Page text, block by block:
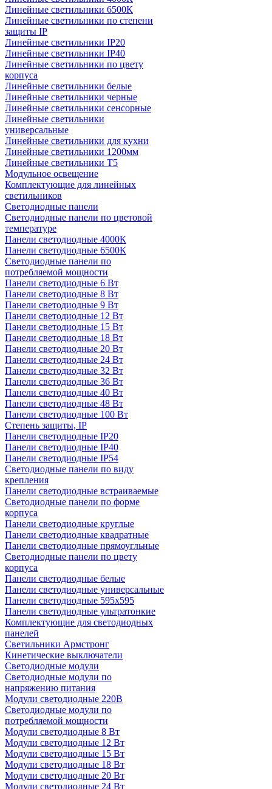
Линейные светильники 6500К
Линейные светильники по степени
защиты IP
Линейные светильники IP20
Линейные светильники IP40
Линейные светильники по цвету
корпуса
Линейные светильники белые
Линейные светильники черные
Линейные светильники сенсорные
Линейные светильники
универсальные
Линейные светильники для кухни
Линейные светильники 1200мм
Линейные светильники Т5
Модульное освещение
Комплектующие для линейных
светильников
Светодиодные панели
Светодиодные панели по цветовой
температуре
Панели светодиодные 4000К
Панели светодиодные 6500К
Светодиодные панели по
потребляемой мощности
Панели светодиодные 6 Вт
Панели светодиодные 8 Вт
Панели светодиодные 9 Вт
Панели светодиодные 12 Вт
Панели светодиодные 15 Вт
Панели светодиодные 18 Вт
Панели светодиодные 20 Вт
Панели светодиодные 24 Вт
Панели светодиодные 32 Вт
Панели светодиодные 36 Вт
Панели светодиодные 40 Вт
Панели светодиодные 48 Вт
Панели светодиодные 100 Вт
Степень защиты, IP
Панели светодиодные IP20
Панели светодиодные IP40
Панели светодиодные IP54
Светодиодные панели по виду
крепления
Панели светодиодные встраиваемые
Светодиодные панели по форме
корпуса
Панели светодиодные круглые
Панели светодиодные квадратные
Панели светодиодные прямоугльные
Светодиодные панели по цвету
корпуса
Панели светодиодные белые
Панели светодиодные универсальные
Панели светодиодные 595х595
Панели светодиодные ультратонкие
Комплектующие для светодиодных
панелей
Светильники Армстронг
Кинетические выключатели
Светодиодные модули
Светодиодные модули по
напряжению питания
Модули светодиодные 220В
Светодиодные модули по
потребляемой мощности
Модули светодиодные 8 Вт
Модули светодиодные 12 Вт
Модули светодиодные 15 Вт
Модули светодиодные 18 Вт
Модули светодиодные 20 Вт
Модули светодиодные 24 Вт